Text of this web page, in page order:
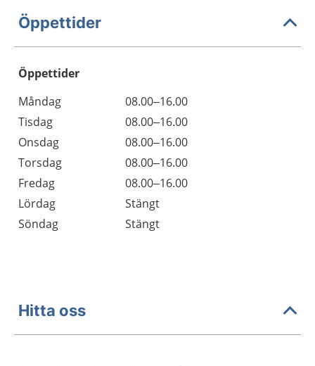
Öppettider
Öppettider
Dag
Öppettider
Kommentarer
Måndag
08.00–16.00
Tisdag
08.00–16.00
Onsdag
08.00–16.00
Torsdag
08.00–16.00
Fredag
08.00–16.00
Lördag
Stängt
Söndag
Stängt
Hitta oss